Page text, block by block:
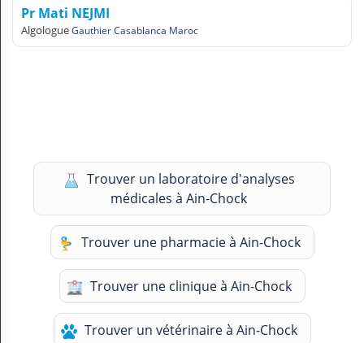
Pr Mati NEJMI
AlgologueGauthier Casablanca Maroc
Trouver un laboratoire d'analyses
médicales à Ain-Chock
Trouver une pharmacie à Ain-Chock
Trouver une clinique à Ain-Chock
Trouver un vétérinaire à Ain-Chock